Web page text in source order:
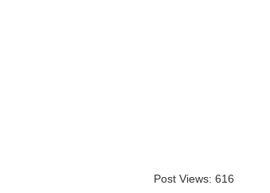
Post Views: 616